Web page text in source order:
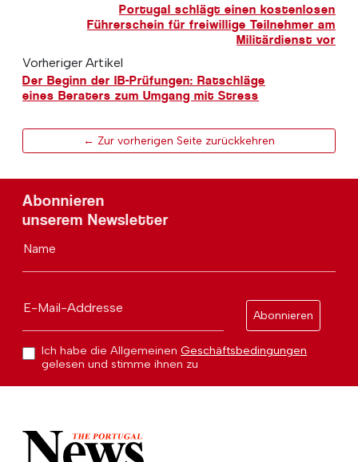
Portugal schlägt einen kostenlosen
Führerschein für freiwillige Teilnehmer am
Militärdienst vor
Vorheriger Artikel
Der Beginn der IB-Prüfungen: Ratschläge
eines Beraters zum Umgang mit Stress
← Zur vorherigen Seite zurückkehren
Abonnieren
unserem Newsletter
Name
E-Mail-Addresse
Abonnieren
Ich habe die Allgemeinen Geschäftsbedingungen
gelesen und stimme ihnen zu